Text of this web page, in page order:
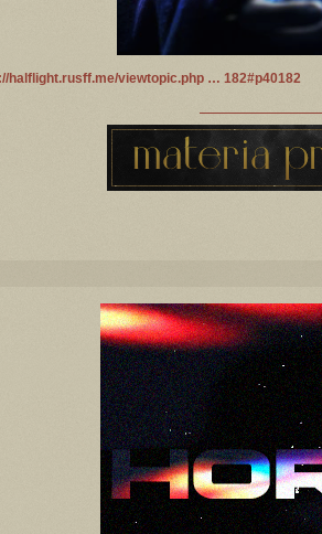
halflight.rusff.me/viewtopic.php … 182#p40182